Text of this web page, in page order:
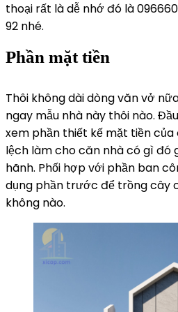
thoại rất là dễ nhớ đó là
92 nhé.
Phần mặt tiền
Thôi không dài dòng văn vở
ngay mẫu nhà này thôi nào.
xem phần thiết kế mặt tiền của
lệch làm cho căn nhà có gì đó
hãnh. Phối hợp với phần ban
dụng phần trước để trồng cây
không nào.